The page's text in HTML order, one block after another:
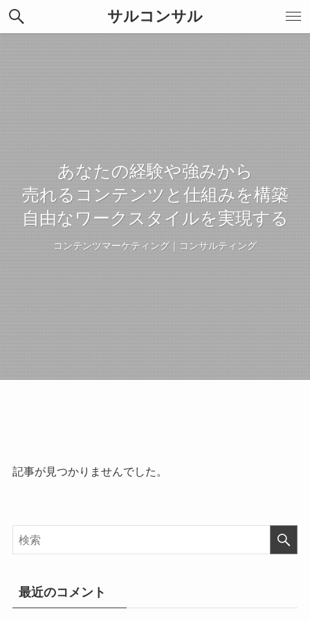
サルコンサル
あなたの経験や強みから
売れるコンテンツと仕組みを構築
自由なワークスタイルを実現する
コンテンツマーケティング｜コンサルティング
記事が見つかりませんでした。
最近のコメント